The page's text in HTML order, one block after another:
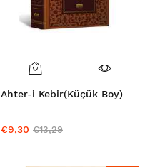
Ahter-i Kebir(Küçük Boy)
€9,30 €13,29